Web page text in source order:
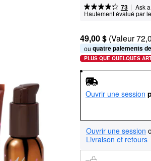
73 | Ask
Hautement évalué par
49,00 $ (Valeur
ou quatre paiements
PLUS QUE QUELQUES
Ouvrir une session
Ouvrir une session
Livraison et retours